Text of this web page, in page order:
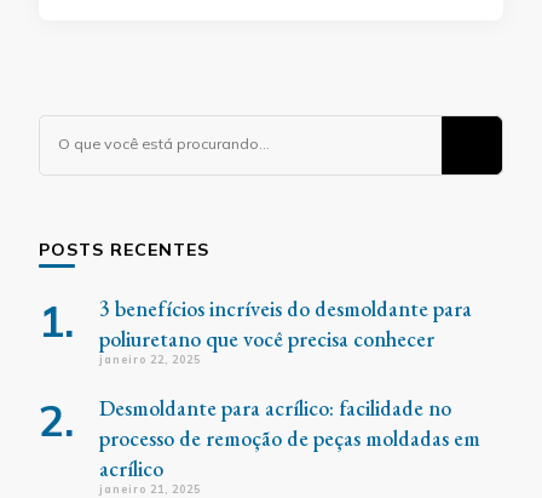
algo?
POSTS RECENTES
3 benefícios incríveis do desmoldante para
poliuretano que você precisa conhecer
janeiro 22, 2025
Desmoldante para acrílico: facilidade no
processo de remoção de peças moldadas em
acrílico
janeiro 21, 2025